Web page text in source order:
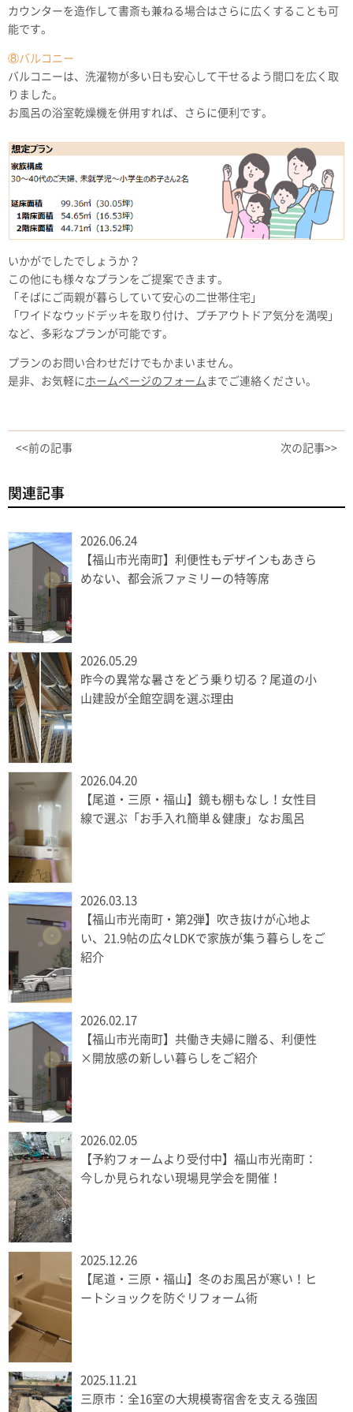
カウンターを造作して書斎も兼ねる場合はさらに広くすることも可
能です。
⑧バルコニー
バルコニーは、洗濯物が多い日も安心して干せるよう間口を広く取
りました。
お風呂の浴室乾燥機を併用すれば、さらに便利です。
いかがでしたでしょうか？
この他にも様々なプランをご提案できます。
「そばにご両親が暮らしていて安心の二世帯住宅」
「ワイドなウッドデッキを取り付け、プチアウトドア気分を満喫」
など、多彩なプランが可能です。
プランのお問い合わせだけでもかまいません。
是非、お気軽に ホームページのフォーム までご連絡ください。
<<前の記事 次の記事>>
関連記事
2026.06.24
【福山市光南町】利便性もデザインもあきら
めない、都会派ファミリーの特等席
2026.05.29
昨今の異常な暑さをどう乗り切る？尾道の小
山建設が全館空調を選ぶ理由
2026.04.20
【尾道・三原・福山】鏡も棚もなし！女性目
線で選ぶ「お手入れ簡単＆健康」なお風呂
2026.03.13
【福山市光南町・第2弾】吹き抜けが心地よ
い、21.9帖の広々LDKで家族が集う暮らしをご
紹介
2026.02.17
【福山市光南町】共働き夫婦に贈る、利便性
×開放感の新しい暮らしをご紹介
2026.02.05
【予約フォームより受付中】福山市光南町：
今しか見られない現場見学会を開催！
2025.12.26
【尾道・三原・福山】冬のお風呂が寒い！ヒ
ートショックを防ぐリフォーム術
2025.11.21
三原市：全16室の大規模寄宿舎を支える強固